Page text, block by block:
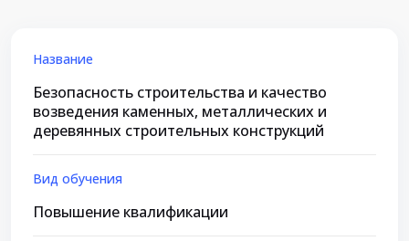
Название
Безопасность строительства и качество
возведения каменных, металлических и
деревянных строительных конструкций
Вид обучения
Повышение квалификации